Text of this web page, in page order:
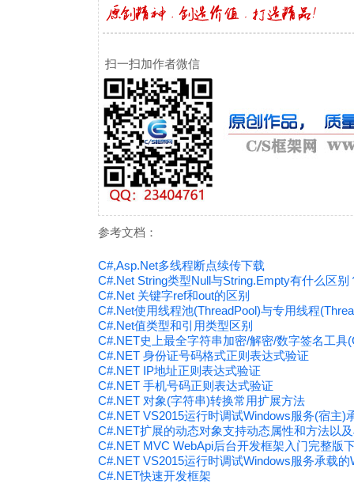
扫一扫加作者微信
参考文档：
C#,Asp.Net多线程断点续传下载
C#.Net String类型Null与String.Empty有什么区别
C#.Net 关键字ref和out的区别
C#.Net使用线程池(ThreadPool)与专用线程
C#.Net值类型和引用类型区别
C#.NET史上最全字符串加密/解密/数字签名工具
C#.NET 身份证号码格式正则表达式验证
C#.NET IP地址正则表达式验证
C#.NET 手机号码正则表达式验证
C#.NET 对象(字符串)转换常用扩展方法
C#.NET VS2015运行时调试Windows服务(宿主)
C#.NET扩展的动态对象支持动态属性和方法以
C#.NET MVC WebApi后台开发框架入门完整版
C#.NET VS2015运行时调试Windows服务承载
C#.NET快速开发框架